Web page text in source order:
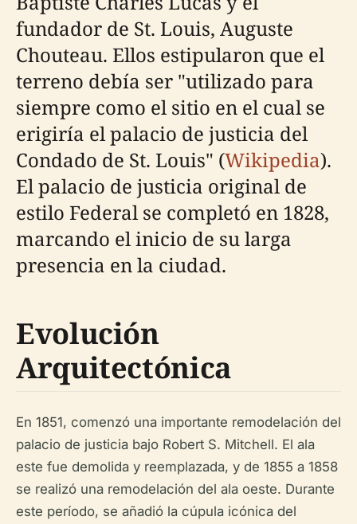
fundador de St. Louis, Auguste
Chouteau. Ellos estipularon que el
terreno debía ser "utilizado para
siempre como el sitio en el cual se
erigiría el palacio de justicia del
Condado de St. Louis" (Wikipedia).
El palacio de justicia original de
estilo Federal se completó en 1828,
marcando el inicio de su larga
presencia en la ciudad.
Evolución
Arquitectónica
En 1851, comenzó una importante remodelación del
palacio de justicia bajo Robert S. Mitchell. El ala
este fue demolida y reemplazada, y de 1855 a 1858
se realizó una remodelación del ala oeste. Durante
este período, se añadió la cúpula icónica del